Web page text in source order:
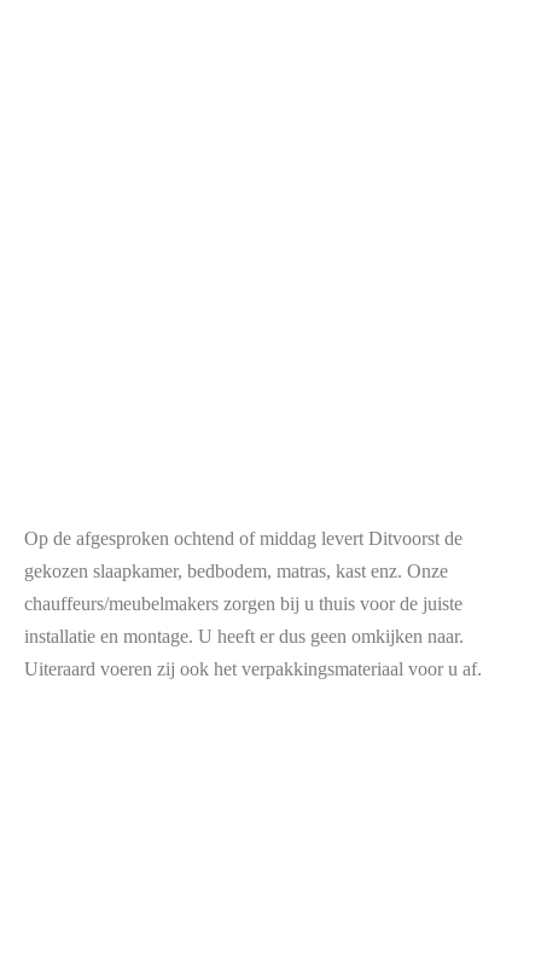
Op de afgesproken ochtend of middag levert Ditvoorst de
gekozen slaapkamer, bedbodem, matras, kast enz. Onze
chauffeurs/meubelmakers zorgen bij u thuis voor de juiste
installatie en montage. U heeft er dus geen omkijken naar.
Uiteraard voeren zij ook het verpakkingsmateriaal voor u af.